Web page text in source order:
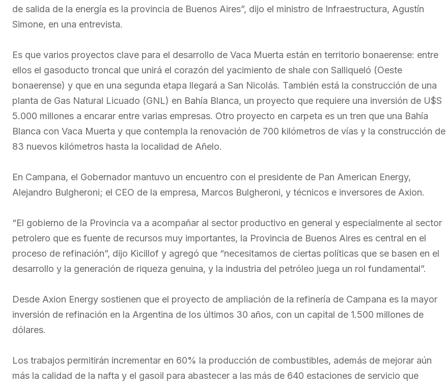
de salida de la energía es la provincia de Buenos Aires”, dijo el ministro de Infraestructura, Agustín
Simone, en una entrevista.
Es que varios proyectos clave para el desarrollo de Vaca Muerta están en territorio bonaerense: entre
ellos el gasoducto troncal que unirá el corazón del yacimiento de shale con Salliqueló (Oeste
bonaerense) y que en una segunda etapa llegará a San Nicolás. También está la construcción de una
planta de Gas Natural Licuado (GNL) en Bahía Blanca, un proyecto que requiere una inversión de U$S
5.000 millones a encarar entre varias empresas. Otro proyecto en carpeta es un tren que una Bahía
Blanca con Vaca Muerta y que contempla la renovación de 700 kilómetros de vías y la construcción de
83 nuevos kilómetros hasta la localidad de Añelo.
En Campana, el Gobernador mantuvo un encuentro con el presidente de Pan American Energy,
Alejandro Bulgheroni; el CEO de la empresa, Marcos Bulgheroni, y técnicos e inversores de Axion.
“El gobierno de la Provincia va a acompañar al sector productivo en general y especialmente al sector
petrolero que es fuente de recursos muy importantes, la Provincia de Buenos Aires es central en el
proceso de refinación”, dijo Kicillof y agregó que “necesitamos de ciertas políticas que se basen en el
desarrollo y la generación de riqueza genuina, y la industria del petróleo juega un rol fundamental”.
Desde Axion Energy sostienen que el proyecto de ampliación de la refinería de Campana es la mayor
inversión de refinación en la Argentina de los últimos 30 años, con un capital de 1.500 millones de
dólares.
Los trabajos permitirán incrementar en 60% la producción de combustibles, además de mejorar aún
más la calidad de la nafta y el gasoil para abastecer a las más de 640 estaciones de servicio que